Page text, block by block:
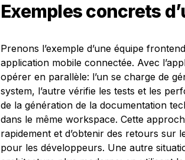
Exemples concrets
Prenons l’exemple d’une équipe
application mobile connectée. Avec
opérer en parallèle: l’un se charge de
system, l’autre vérifie les tests et les
de la génération de la documentation
dans le même workspace. Cette
rapidement et d’obtenir des retours sur
pour les développeurs. Une autre